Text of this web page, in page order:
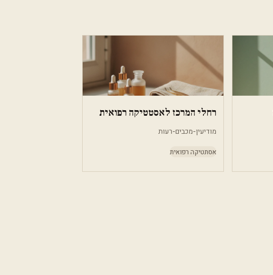
רחלי המרכז לאסטטיקה רפואית
מודיעין-מכבים-רעות
אסתטיקה רפואית